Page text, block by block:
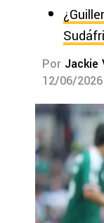
Por Jackie
12/06/